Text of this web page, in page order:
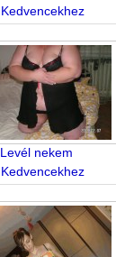
Kedvencekhez
Levél nekem
Kedvencekhez